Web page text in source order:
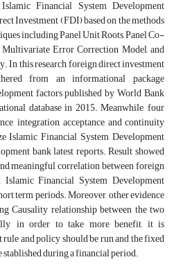
Financial System Development
Investment (FDI) based on the methods
including Panel Unit Roots, Panel Co-
Error Correction Model, and
In this research, foreign direct investment
from an informational package
factors published by World Bank
database in 2015. Meanwhile, four
integration, acceptance, and continuity
Islamic Financial System Development
bank latest reports. Result showed
meaningful correlation between foreign
Financial System Development
term periods. Moreover, other evidence
Causality relationship between the two
in order to take more benefit, it is
rule and policy should be run and the fixed
stablished during a financial period.